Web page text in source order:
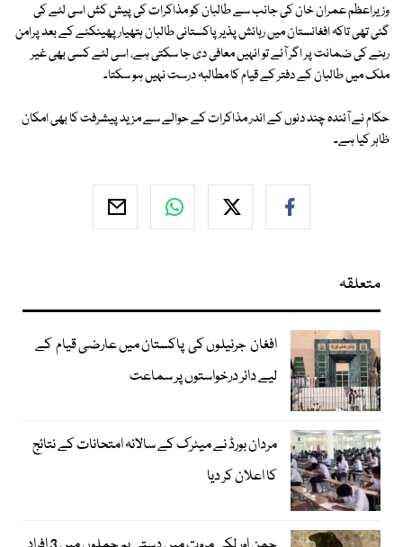
وزیراعظم عمران خان کی جانب سے طالبان کو مذاکرات کی پیش کش اسی لئے کی
گئی تھی تاکہ افغانستان میں رہائش پذیر پاکستانی طالبان ہتھیار پھینکنے کے بعد پرامن
رہنے کی ضمانت پر اگر آئے تو انہیں معافی دی جا سکتی ہے، اسی لئے کسی بھی غیر
ملک میں طالبان کے دفتر کے قیام کا مطالبہ درست نہیں ہو سکتا۔
حکام نے آئندہ چند دنوں کے اندر مذاکرات کے حوالے سے مزید پیشرفت کا بھی امکان
ظاہر کیا ہے۔
متعلقہ
افغان جرنیلوں کی پاکستان میں عارضی قیام کے
لیے دائر درخواستوں پر سماعت
مردان بورڈ نے میٹرک کے سالانہ امتحانات کے نتائج
کا اعلان کر دیا